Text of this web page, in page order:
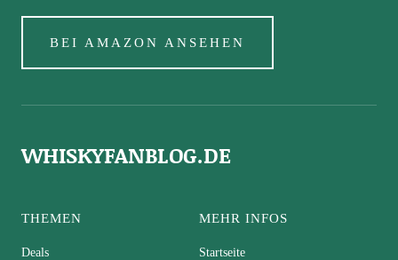
BEI AMAZON ANSEHEN
WHISKYFANBLOG.DE
THEMEN
Deals
MEHR INFOS
Startseite